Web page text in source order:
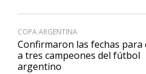
COPA ARGENTINA
Confirmaron las fechas para
a tres campeones del fútbol
argentino